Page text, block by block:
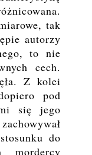
tak
autorzy
to nie
cech.
Z kolei
pod
się jego
do
mordercy